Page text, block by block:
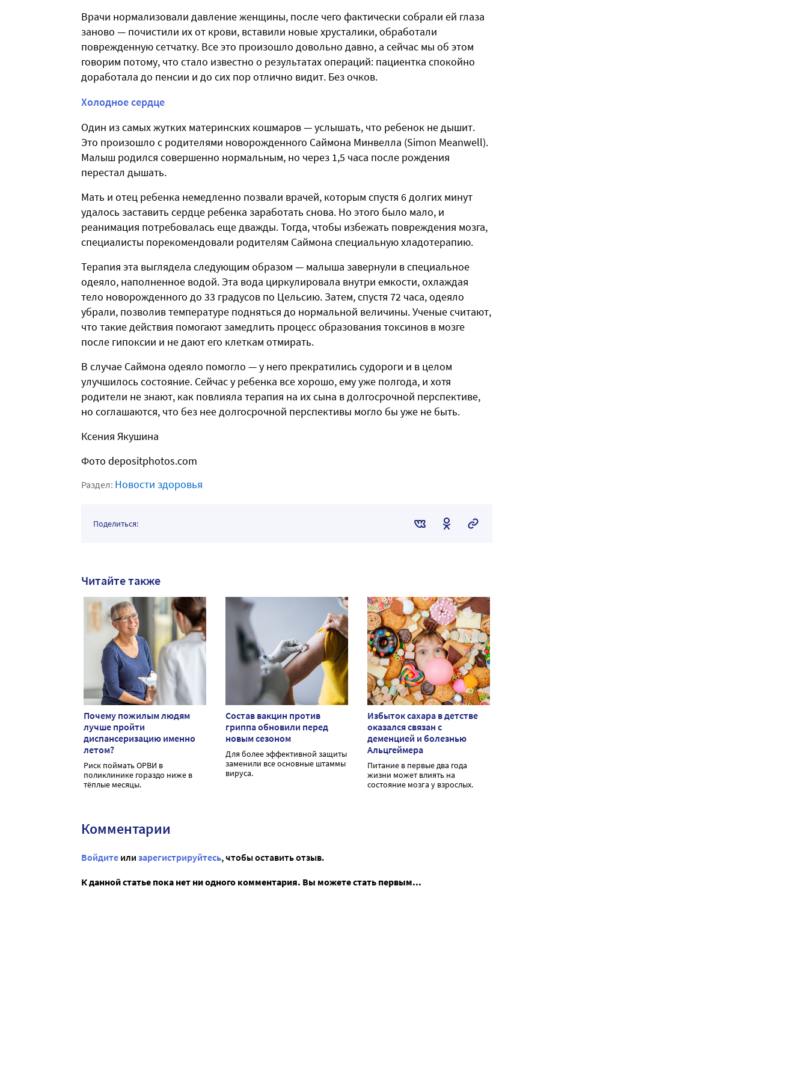
Врачи нормализовали давление женщины, после чего фактически собрали ей глаза
заново — почистили их от крови, вставили новые хрусталики, обработали
поврежденную сетчатку. Все это произошло довольно давно, а сейчас мы об этом
говорим потому, что стало известно о результатах операций: пациентка спокойно
доработала до пенсии и до сих пор отлично видит. Без очков.
Холодное сердце
Один из самых жутких материнских кошмаров — услышать, что ребенок не дышит.
Это произошло с родителями новорожденного Саймона Минвелла (Simon Meanwell).
Малыш родился совершенно нормальным, но через 1,5 часа после рождения
перестал дышать.
Мать и отец ребенка немедленно позвали врачей, которым спустя 6 долгих минут
удалось заставить сердце ребенка заработать снова. Но этого было мало, и
реанимация потребовалась еще дважды. Тогда, чтобы избежать повреждения мозга,
специалисты порекомендовали родителям Саймона специальную хладотерапию.
Терапия эта выглядела следующим образом — малыша завернули в специальное
одеяло, наполненное водой. Эта вода циркулировала внутри емкости, охлаждая
тело новорожденного до 33 градусов по Цельсию. Затем, спустя 72 часа, одеяло
убрали, позволив температуре подняться до нормальной величины. Ученые считают,
что такие действия помогают замедлить процесс образования токсинов в мозге
после гипоксии и не дают его клеткам отмирать.
В случае Саймона одеяло помогло — у него прекратились судороги и в целом
улучшилось состояние. Сейчас у ребенка все хорошо, ему уже полгода, и хотя
родители не знают, как повлияла терапия на их сына в долгосрочной перспективе,
но соглашаются, что без нее долгосрочной перспективы могло бы уже не быть.
Ксения Якушина
Фото depositphotos.com
Раздел: Новости здоровья
Поделиться:
Читайте также
Почему пожилым людям
лучше пройти
диспансеризацию именно
летом?
Риск поймать ОРВИ в
поликлинике гораздо ниже в
тёплые месяцы.
Состав вакцин против
гриппа обновили перед
новым сезоном
Для более эффективной защиты
заменили все основные штаммы
вируса.
Избыток сахара в детстве
оказался связан с
деменцией и болезнью
Альцгеймера
Питание в первые два года
жизни может влиять на
состояние мозга у взрослых.
Комментарии
Войдите или зарегистрируйтесь, чтобы оставить отзыв.
К данной статье пока нет ни одного комментария. Вы можете стать первым...